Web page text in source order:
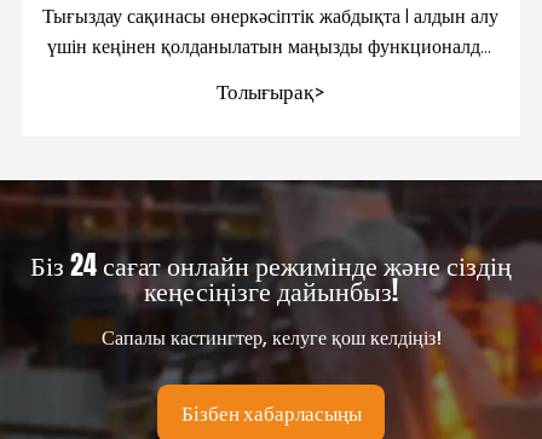
Тығыздау сақинасы өнеркәсіптік жабдықта l алдын алу
үшін кеңінен қолданылатын маңызды функционалды
Толығырақ>
Біз 24 сағат онлайн режимінде және сіздің
кеңесіңізге дайынбыз!
Сапалы кастингтер, келуге қош келдіңіз!
Бізбен хабарласыңы